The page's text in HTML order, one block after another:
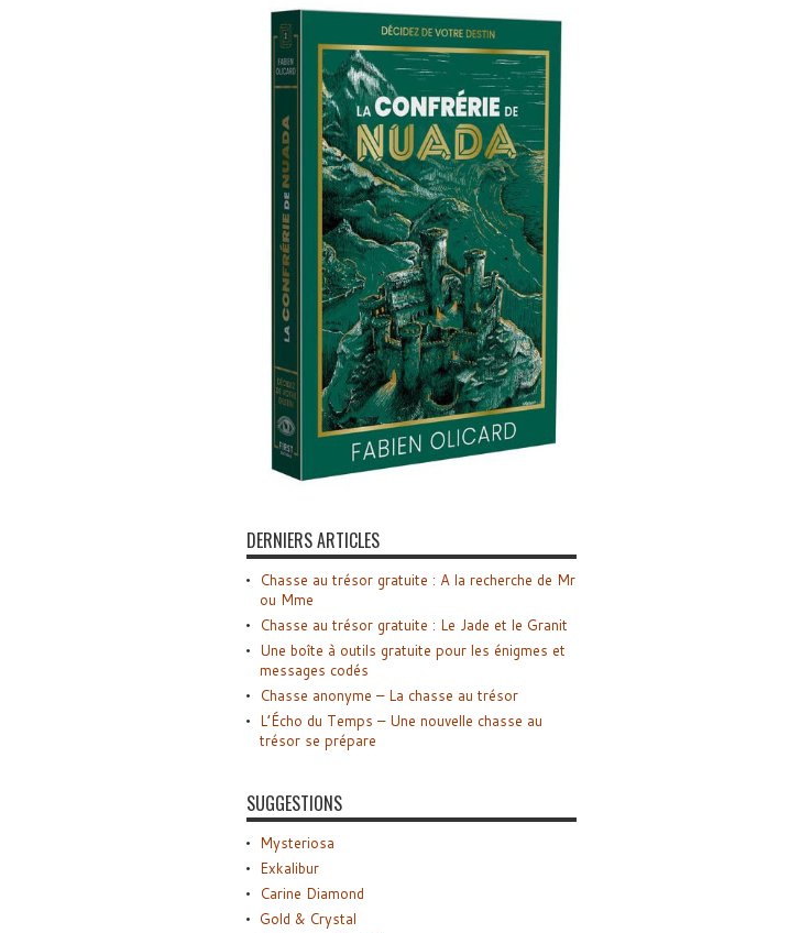
DERNIERS ARTICLES
Chasse au trésor gratuite : A la recherche de Mr
ou Mme
Chasse au trésor gratuite : Le Jade et le Granit
Une boîte à outils gratuite pour les énigmes et
messages codés
Chasse anonyme – La chasse au trésor
L’Écho du Temps – Une nouvelle chasse au
trésor se prépare
SUGGESTIONS
Mysteriosa
Exkalibur
Carine Diamond
Gold & Crystal